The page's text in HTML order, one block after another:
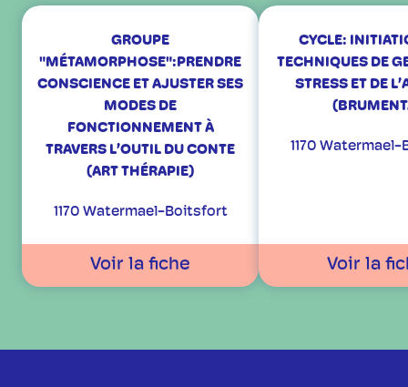
GROUPE
"MÉTAMORPHOSE":PRENDRE
CONSCIENCE ET AJUSTER SES
MODES DE
FONCTIONNEMENT À
TRAVERS L’OUTIL DU CONTE
(ART THÉRAPIE)
1170 Watermael-Boitsfort
Voir la fiche
CYCLE:
TECHNIQUES DE
STRESS ET DE
1170
Voir la